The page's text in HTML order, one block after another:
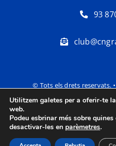
93
© Tots els drets reservats.
Política de privacitat
Utilitzem galetes per a oferir-te
web.
Podeu esbrinar més sobre
desactivar-les en parèmetres.